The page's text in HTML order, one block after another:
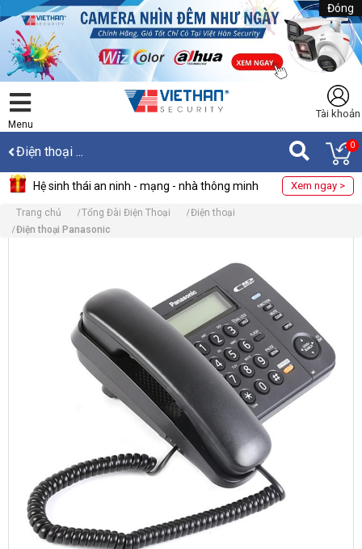
Đóng
Menu
Tài khoản
Điện thoại ... 0
Hệ sinh thái an ninh - mạng - nhà thông minh Xem ngay >
Trang chủ Tổng Đài Điện Thoại
Điện thoại
Điện thoại Panasonic